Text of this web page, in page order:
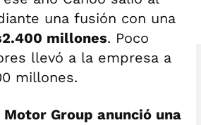
una fusión con una
millones. Poco
llevó a la empresa a
millones.
Motor Group anunció una